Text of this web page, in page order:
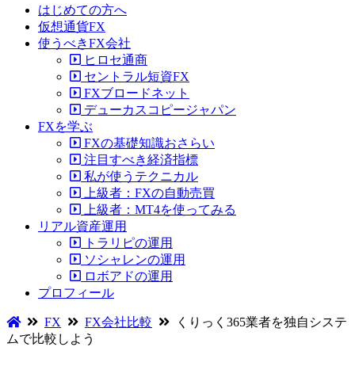
はじめての方へ
仮想通貨FX
使うべきFX会社
ヒロセ通商
セントラル短資FX
FXブロードネット
デューカスコピージャパン
FXを学ぶ
FXの基礎知識おさらい
注目すべき経済指標
私が使うテクニカル
上級者：FXの自動売買
上級者：MT4を使ってみる
リアル資産運用
トラリピの運用
ソシャレンの運用
ロボアドの運用
プロフィール
FX FX会社比較
くりっく365業者を独自システ
ムで比較しよう